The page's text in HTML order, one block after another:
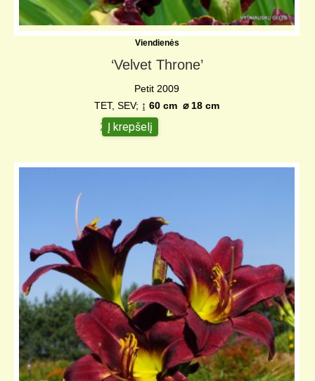
Viendienės
‘Velvet Throne’
Petit 2009
TET, SEV; ↨ 60 cm ⌀ 18 cm
28,00€
Į krepšelį